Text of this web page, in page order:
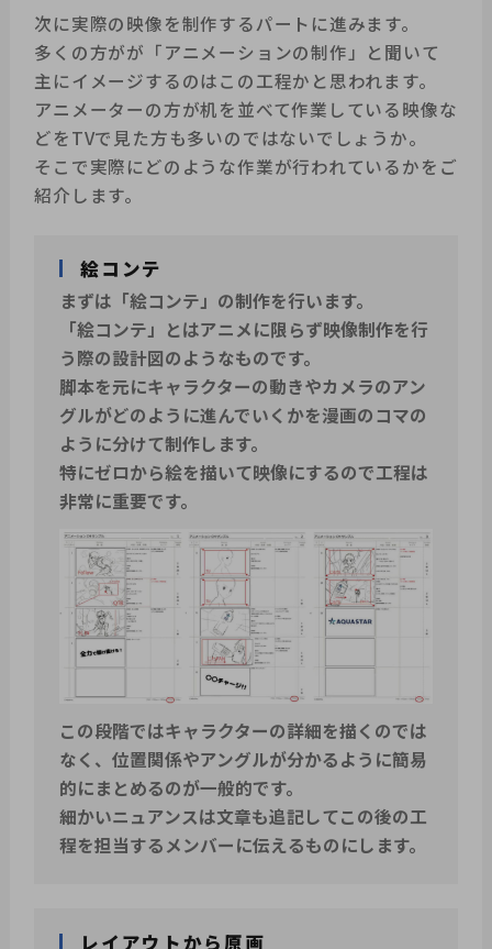
次に実際の映像を制作するパートに進みます。
多くの方がが「アニメーションの制作」と聞いて
主にイメージするのはこの工程かと思われます。
アニメーターの方が机を並べて作業している映像な
どをTVで見た方も多いのではないでしょうか。
そこで実際にどのような作業が行われているかをご
紹介します。
絵コンテ
まずは「絵コンテ」の制作を行います。
「絵コンテ」とはアニメに限らず映像制作を行
う際の設計図のようなものです。
脚本を元にキャラクターの動きやカメラのアン
グルがどのように進んでいくかを漫画のコマの
ように分けて制作します。
特にゼロから絵を描いて映像にするので工程は
非常に重要です。
この段階ではキャラクターの詳細を描くのでは
なく、位置関係やアングルが分かるように簡易
的にまとめるのが一般的です。
細かいニュアンスは文章も追記してこの後の工
程を担当するメンバーに伝えるものにします。
レイアウトから原画